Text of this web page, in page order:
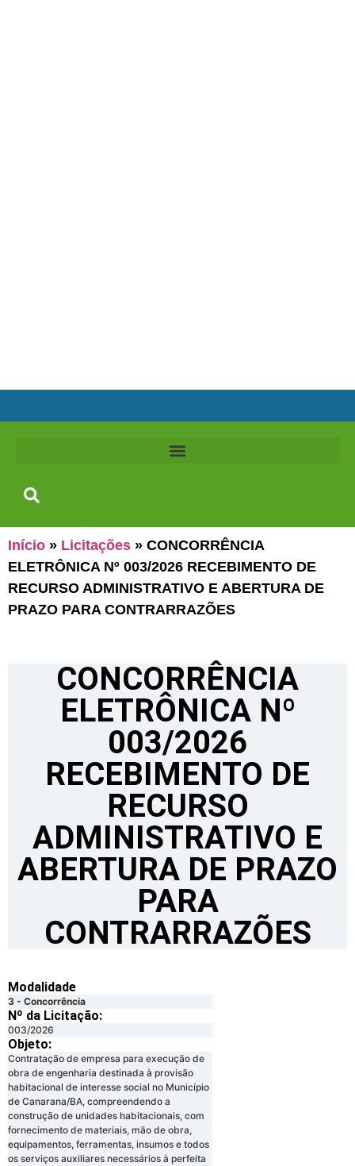
Início » Licitações » CONCORRÊNCIA
ELETRÔNICA Nº 003/2026 RECEBIMENTO DE
RECURSO ADMINISTRATIVO E ABERTURA DE
PRAZO PARA CONTRARRAZÕES
CONCORRÊNCIA
ELETRÔNICA Nº
003/2026
RECEBIMENTO DE
RECURSO
ADMINISTRATIVO E
ABERTURA DE PRAZO
PARA
CONTRARRAZÕES
Modalidade
3 - Concorrência
Nº da Licitação: ​​
003/2026
Objeto:
Contratação de empresa para execução de
obra de engenharia destinada à provisão
habitacional de interesse social no Município
de Canarana/BA, compreendendo a
construção de unidades habitacionais, com
fornecimento de materiais, mão de obra,
equipamentos, ferramentas, insumos e todos
os serviços auxiliares necessários à perfeita